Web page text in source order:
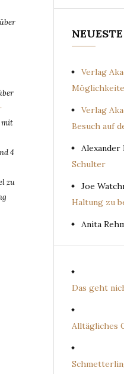
mit
4
zu
Verlag
Verlag
Besuch auf
Alexander
Schulter
Joe
Haltung zu
Anita
Das geht
Alltägliches